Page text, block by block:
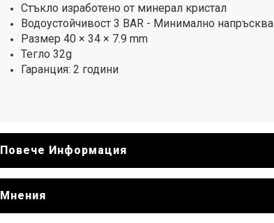
Стъкло изработено от минерал кристал
Водоустойчивост 3 BAR - Минимално
Размер 40 × 34 × 7.9 mm
Тегло 32g
Гаранция: 2 години
Повече Информация
Мнения